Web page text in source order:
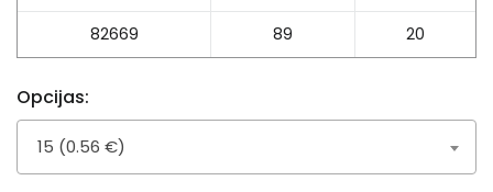
82669 89 20
Opcijas:
15 (0.56 €)